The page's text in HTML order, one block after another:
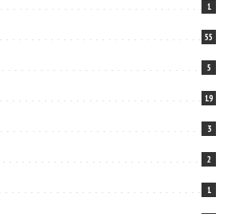
1
55
5
19
3
2
1